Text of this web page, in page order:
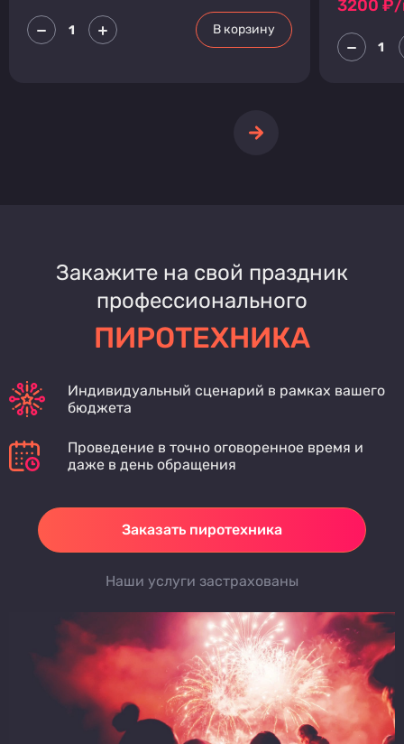
В корзину
3200 ₽/
Закажите на свой праздник
профессионального
ПИРОТЕХНИКА
Индивидуальный сценарий в рамках вашего
бюджета
Проведение в точно оговоренное время и
даже в день обращения
Заказать пиротехника
Наши услуги застрахованы